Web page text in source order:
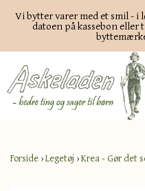
Vi bytter varer med et smil - i
datoen på kassebon eller
Forside ›Legetøj ›Krea - Gør det